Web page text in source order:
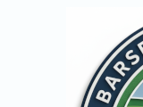
Cookievoorkeuren